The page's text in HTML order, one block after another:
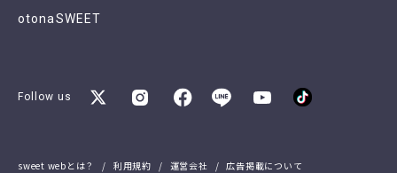
otonaSWEET
Follow us
sweet webとは？ 利用規約 運営会社
広告掲載について